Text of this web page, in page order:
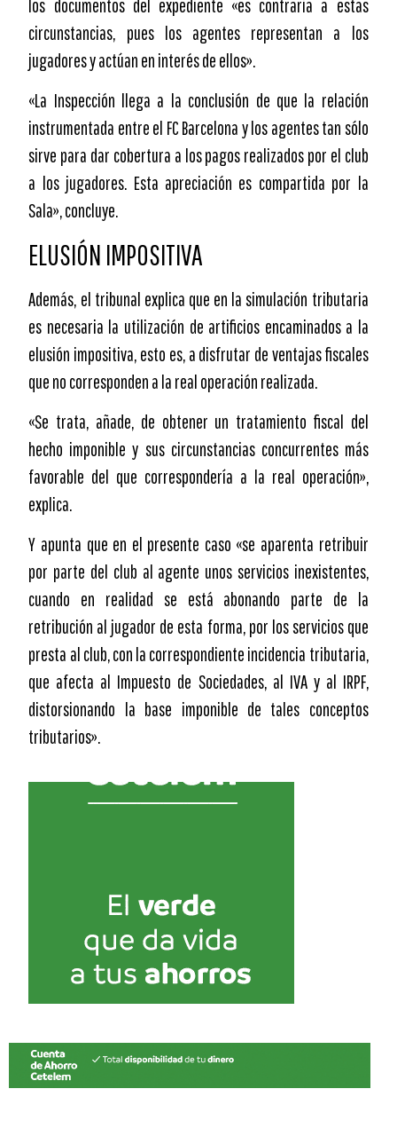
los documentos del expediente «es contraria a estas
circunstancias, pues los agentes representan a los
jugadores y actúan en interés de ellos».
«La Inspección llega a la conclusión de que la relación
instrumentada entre el FC Barcelona y los agentes tan sólo
sirve para dar cobertura a los pagos realizados por el club
a los jugadores. Esta apreciación es compartida por la
Sala», concluye.
ELUSIÓN IMPOSITIVA
Además, el tribunal explica que en la simulación tributaria
es necesaria la utilización de artificios encaminados a la
elusión impositiva, esto es, a disfrutar de ventajas fiscales
que no corresponden a la real operación realizada.
«Se trata, añade, de obtener un tratamiento fiscal del
hecho imponible y sus circunstancias concurrentes más
favorable del que correspondería a la real operación»,
explica.
Y apunta que en el presente caso «se aparenta retribuir
por parte del club al agente unos servicios inexistentes,
cuando en realidad se está abonando parte de la
retribución al jugador de esta forma, por los servicios que
presta al club, con la correspondiente incidencia tributaria,
que afecta al Impuesto de Sociedades, al IVA y al IRPF,
distorsionando la base imponible de tales conceptos
tributarios».